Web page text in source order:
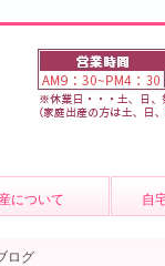
について 自
ログ